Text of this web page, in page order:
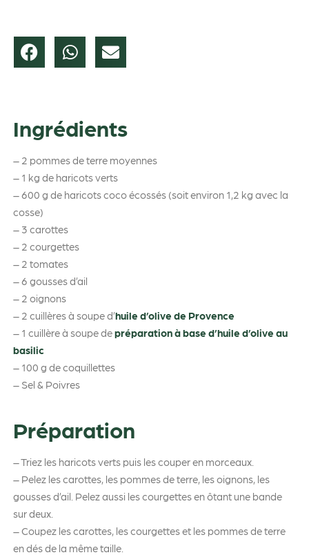
Ingrédients
– 2 pommes de terre moyennes
– 1 kg de haricots verts
– 600 g de haricots coco écossés (soit environ 1,2 kg avec la
cosse)
– 3 carottes
– 2 courgettes
– 2 tomates
– 6 gousses d’ail
– 2 oignons
– 2 cuillères à soupe d’huile d’olive de Provence
– 1 cuillère à soupe depréparation à base d’huile d’olive au
basilic
– 100 g de coquillettes
– Sel & Poivres
Préparation
– Triez les haricots verts puis les couper en morceaux.
– Pelez les carottes, les pommes de terre, les oignons, les
gousses d’ail. Pelez aussi les courgettes en ôtant une bande
sur deux.
– Coupez les carottes, les courgettes et les pommes de terre
en dés de la même taille.